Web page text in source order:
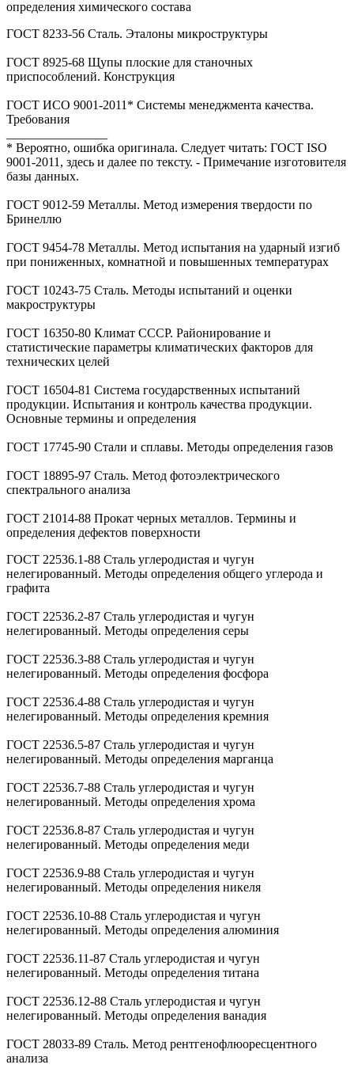
определения химического состава
ГОСТ 8233-56 Сталь. Эталоны микроструктуры
ГОСТ 8925-68 Щупы плоские для станочных
приспособлений. Конструкция
ГОСТ ИСО 9001-2011* Системы менеджмента качества.
Требования
* Вероятно, ошибка оригинала. Следует читать: ГОСТ ISO
9001-2011, здесь и далее по тексту. - Примечание изготовителя
базы данных.
ГОСТ 9012-59 Металлы. Метод измерения твердости по
Бринеллю
ГОСТ 9454-78 Металлы. Метод испытания на ударный изгиб
при пониженных, комнатной и повышенных температурах
ГОСТ 10243-75 Сталь. Методы испытаний и оценки
макроструктуры
ГОСТ 16350-80 Климат СССР. Районирование и
статистические параметры климатических факторов для
технических целей
ГОСТ 16504-81 Система государственных испытаний
продукции. Испытания и контроль качества продукции.
Основные термины и определения
ГОСТ 17745-90 Стали и сплавы. Методы определения газов
ГОСТ 18895-97 Сталь. Метод фотоэлектрического
спектрального анализа
ГОСТ 21014-88 Прокат черных металлов. Термины и
определения дефектов поверхности
ГОСТ 22536.1-88 Сталь углеродистая и чугун
нелегированный. Методы определения общего углерода и
графита
ГОСТ 22536.2-87 Сталь углеродистая и чугун
нелегированный. Методы определения серы
ГОСТ 22536.3-88 Сталь углеродистая и чугун
нелегированный. Методы определения фосфора
ГОСТ 22536.4-88 Сталь углеродистая и чугун
нелегированный. Методы определения кремния
ГОСТ 22536.5-87 Сталь углеродистая и чугун
нелегированный. Методы определения марганца
ГОСТ 22536.7-88 Сталь углеродистая и чугун
нелегированный. Методы определения хрома
ГОСТ 22536.8-87 Сталь углеродистая и чугун
нелегированный. Методы определения меди
ГОСТ 22536.9-88 Сталь углеродистая и чугун
нелегированный. Методы определения никеля
ГОСТ 22536.10-88 Сталь углеродистая и чугун
нелегированный. Методы определения алюминия
ГОСТ 22536.11-87 Сталь углеродистая и чугун
нелегированный. Методы определения титана
ГОСТ 22536.12-88 Сталь углеродистая и чугун
нелегированный. Методы определения ванадия
ГОСТ 28033-89 Сталь. Метод рентгенофлюоресцентного
анализа